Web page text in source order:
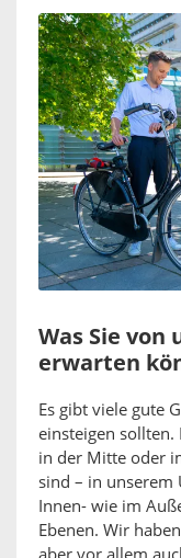
Was Sie von
erwarten
Es gibt viele gute
einsteigen sollten.
in der Mitte oder
sind – in unserem
Innen- wie im
Ebenen. Wir